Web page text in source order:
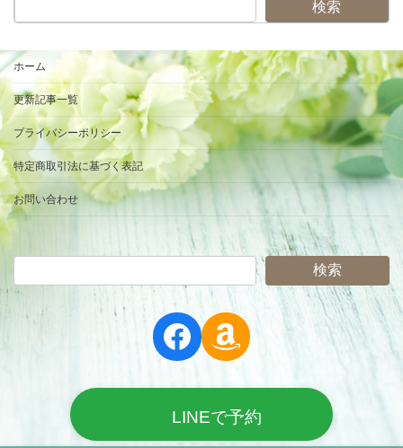
検索
ホーム
更新記事一覧
プライバシーポリシー
特定商取引法に基づく表記
お問い合わせ
検索
Facebook
Amazon
LINEで予約